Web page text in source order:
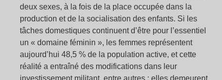
deux sexes, à la fois de la place occupée dans la
production et de la socialisation des enfants. Si les
tâches domestiques continuent d’être pour l’essentiel
un « domaine féminin », les femmes représentent
aujourd’hui 48,5 % de la population active, et cette
réalité a entraîné des modifications dans leur
investissement militant, entre autres : elles demeurent